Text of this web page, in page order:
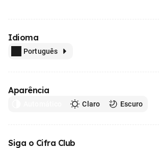
Idioma
Português
Aparência
Claro Escuro
Siga o Cifra Club